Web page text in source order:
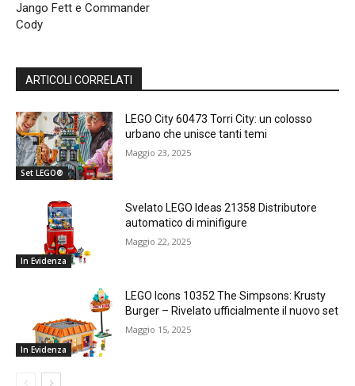
Jango Fett e Commander
Cody
ARTICOLI CORRELATI
Set LEGO®
LEGO City 60473 Torri City: un colosso
urbano che unisce tanti temi
Maggio 23, 2025
In Evidenza
Svelato LEGO Ideas 21358 Distributore
automatico di minifigure
Maggio 22, 2025
In Evidenza
LEGO Icons 10352 The Simpsons: Krusty
Burger – Rivelato ufficialmente il nuovo set
Maggio 15, 2025